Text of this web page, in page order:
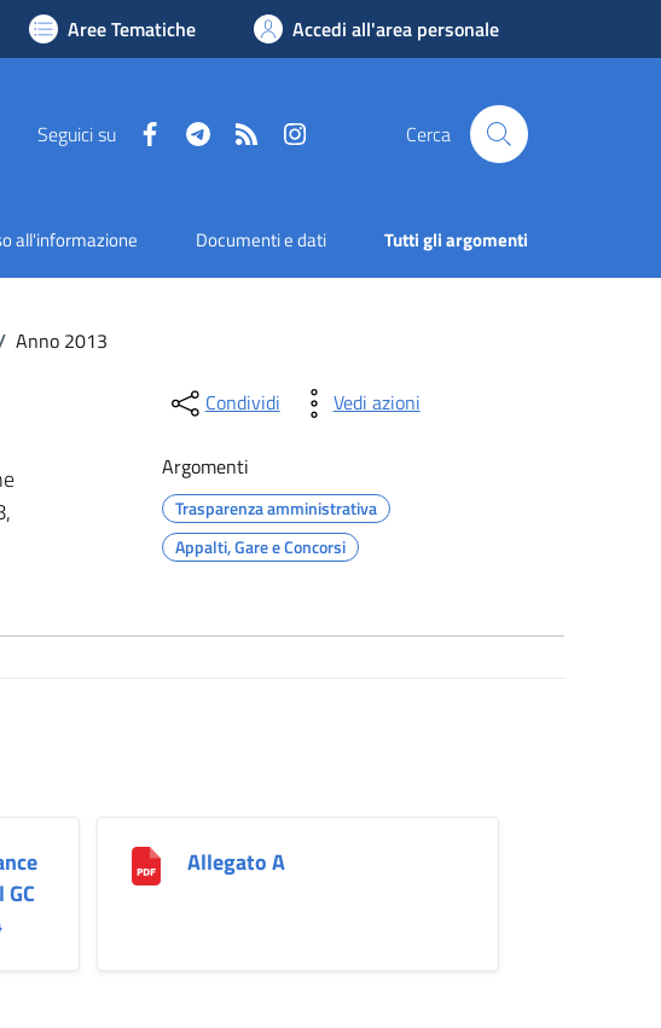
Aree Tematiche Accedi all'area personale
Seguici su FacebookTelegramRSS Cerca
all'informazione Documenti e dati Tutti gli argomenti
Anno 2013
Condividi Vedi azioni
Argomenti
Trasparenza amministrativa
Appalti, Gare e Concorsi
Allegato A